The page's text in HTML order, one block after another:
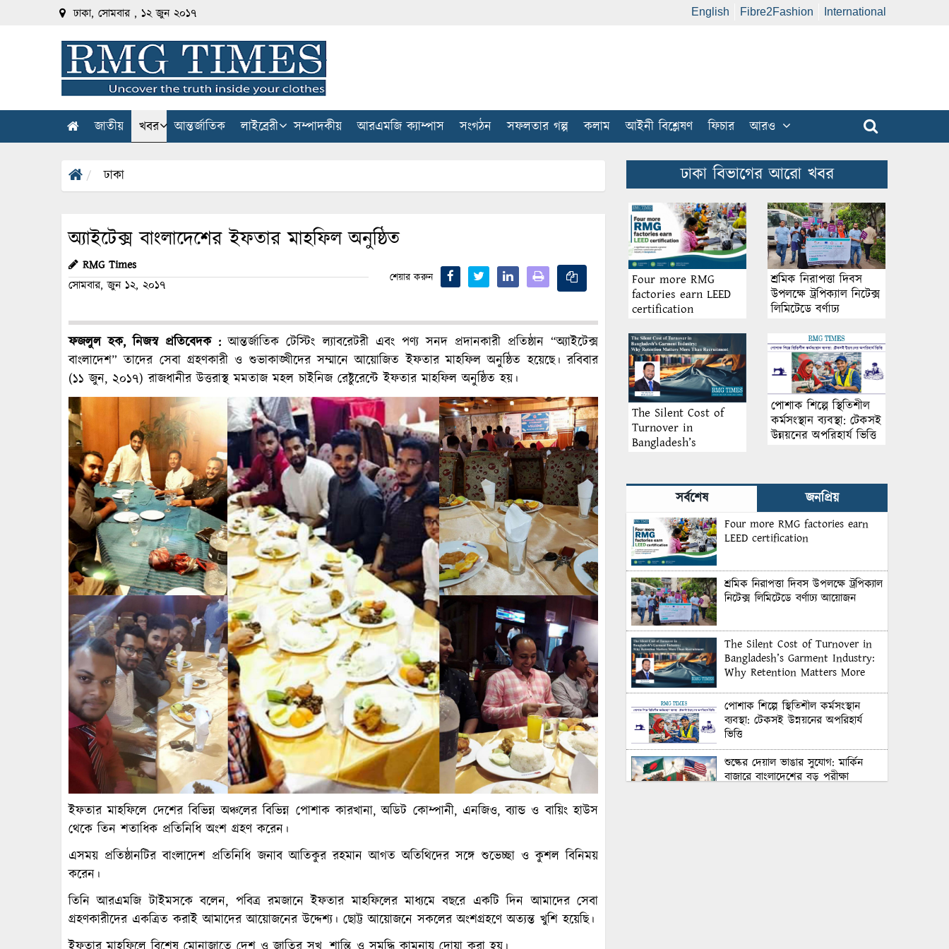
ঢাকা, সোমবার , ১২ জুন ২০১৭ English Fibre2Fashion International
জাতীয় খবর আন্তর্জাতিক লাইব্রেরী সম্পাদকীয় আরএমজি ক্যাম্পাস সংগঠন সফলতার গল্প কলাম আইনী বিশ্লেষণ ফিচার আরও
ঢাকা
অ্যাইটেক্স বাংলাদেশের ইফতার মাহফিল অনুষ্ঠিত
RMG Times
সোমবার, জুন ১২, ২০১৭
শেয়ার করুন
ফজলুল হক, নিজস্ব প্রতিবেদক : আন্তর্জাতিক টেস্টিং ল্যাবরেটরী এবং পণ্য সনদ প্রদানকারী প্রতিষ্ঠান “অ্যাইটেক্স
বাংলাদেশ” তাদের সেবা গ্রহণকারী ও শুভাকাঙ্খীদের সম্মানে আয়োজিত ইফতার মাহফিল অনুষ্ঠিত হয়েছে। রবিবার
(১১ জুন, ২০১৭) রাজধানীর উত্তরাস্থ মমতাজ মহল চাইনিজ রেষ্টুরেন্টে ইফতার মাহফিল অনুষ্ঠিত হয়।
ইফতার মাহফিলে দেশের বিভিন্ন অঞ্চলের বিভিন্ন পোশাক কারখানা, অডিট কোম্পানী, এনজিও, ব্যান্ড ও বায়িং হাউস
থেকে তিন শতাধিক প্রতিনিধি অংশ গ্রহণ করেন।
এসময় প্রতিষ্ঠানটির বাংলাদেশ প্রতিনিধি জনাব আতিকুর রহমান আগত অতিথিদের সঙ্গে শুভেচ্ছা ও কুশল বিনিময়
করেন।
তিনি আরএমজি টাইমসকে বলেন, পবিত্র রমজানে ইফতার মাহফিলের মাধ্যমে বছরে একটি দিন আমাদের সেবা
গ্রহণকারীদের একত্রিত করাই আমাদের আয়োজনের উদ্দেশ্য। ছোট্ট আয়োজনে সকলের অংশগ্রহণে অত্যন্ত খুশি হয়েছি।
ঢাকা বিভাগের আরো খবর
Four more RMG
factories earn LEED
certification
শ্রমিক নিরাপত্তা দিবস
উপলক্ষে ট্রপিক্যাল নিটেক্স
লিমিটেডে বর্ণাঢ্য
The Silent Cost of
Turnover in
Bangladesh’s
Matters More Than
Recruitment
পোশাক শিল্পে স্থিতিশীল
কর্মসংস্থান ব্যবস্থা: টেকসই
উন্নয়নের অপরিহার্য ভিত্তি
সর্বশেষ জনপ্রিয়
Four more RMG factories earn
LEED certification
শ্রমিক নিরাপত্তা দিবস উপলক্ষে ট্রপিক্যাল
নিটেক্স লিমিটেডে বর্ণাঢ্য আয়োজন
The Silent Cost of Turnover in
Bangladesh’s Garment Industry:
Why Retention Matters More
পোশাক শিল্পে স্থিতিশীল কর্মসংস্থান
ব্যবস্থা: টেকসই উন্নয়নের অপরিহার্য
ভিত্তি
শুল্কের দেয়াল ভাঙার সুযোগ: মার্কিন
বাজারে বাংলাদেশের বড় পরীক্ষা